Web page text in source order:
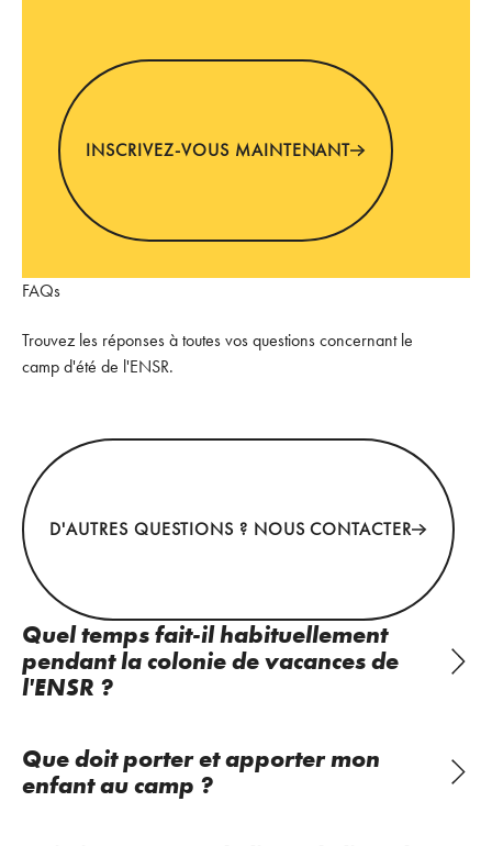
INSCRIVEZ-VOUS MAINTENANT
INSCRIVEZ-VOUS MAINTENANT
FAQs
Trouvez les réponses à toutes vos questions concernant le
camp d'été de l'ENSR.
D'autres questions ? Nous contacter
D'AUTRES QUESTIONS ? NOUS CONTACTER
Quel temps fait-il habituellement
pendant la colonie de vacances de
l'ENSR ?
Que doit porter et apporter mon
enfant au camp ?